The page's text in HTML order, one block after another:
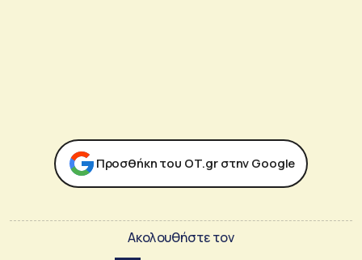
Προσθήκη του ΟΤ.gr στην Google
Ακολουθήστε τον